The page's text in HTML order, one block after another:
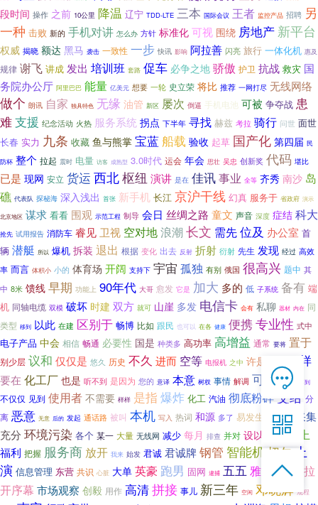
段时间 操作 之前 10公里 降温 辽宁 TDD-LTE 三本 国际会议 王者 监控产品 招聘 另
一种 击败 新的 手机对讲 怎么办 方针 标准化 可视 围绕 房地产 新平台
权威 揭晓 额达 黑马 袭击 一致性 一步 快讯 影响 阿拉善 闪亮 旅行 一体化机 惠及
规律 谢飞 讲成 发出 培训班 套路 促车 必争之地 骄傲 护卫 抗战 救灾 国
务院办公厅 阿里巴巴 能量 亿美元 想要 一轮 史立荣 将比 推荐 一网打尽 无线网络
做个 朗讯 自家 独具特色 无缘 油管 新区 屡次 倒逼 手机电池 可被 争夺战 患
难支援 纪念活动 火热 服务系统 拐点 下半年 寻找 赫兹 考拉 骑行 问世 面世
长春 实力 九条 收藏 鱼与熊掌宝蓝船载 验收 起草 国产化第四届 民
防杯 整个 拉起 震时 电量 访客 成熟型 3.0时代 运会 年会 思壮 吴忠 创新奖 代码 堪比
已是 现网 安立 货运 西北枢纽 演讲 是在 佳讯事业 全等 齐秀 南沙 岛
礁 代表队 探秘海 深入浅出 首张 新手机 长江 京沪干线 幻真 服务于 省政府 演示
北京地区 谋求 看看 围观 示范工程 制导 会日 丝绸之路 童文 声音 深度 症结 科大
抢先 试用报告 消防车 睿见 卫视 空对地浪潮 长文 需先位及 办公室 首
辆 潜艇 所以 爆机 拆装 退出 根据 变化 出去 反射 折射 衍射 先生 发现 经过 高效
率 而言 体积小 小的 体育场 开阔 支持下 宇宙 孤独 有别 俄国 很高兴 题中 其
中 8米 馈线 早期 功能上 90年代 大哥 愈发 它是 加大 多的 低 子系统 备有 端
机 同轴电缆 双模 破坏 时建 双方 就可 山崖 多发 电信卡 会有 私聊 器材 内在 同
类型 移到 以此 在建 区别于 畅博 比如 跟民 也可以 在各 健康 便携专业性 式中
电子产品 中会 相信 畅通 必要性 国是 种类多 高功率 高增益 通常 要将 置于
别少层 议和 仅仅是 悠久 历史 不久 进而 空等 电报机 之中 许是 一样
要在 化工厂 也是 听不到 是因为 您的 意译 本意 树杈 事情 解调 可实现 达不到
不仅仅 见到 使用者 不需要 样样 是指 爆炸 化工 汽油 彻底粉碎 交给 分
离 恶意 无意 后的 发起 通话路 被叫 本机 写入 热词 和源 多了 易发生 很有必要 采集
充分 环境污染 各个 某一 大量 无线网 减少 每月 排查 并对 设以 贵阳 得上
福利 把握 服务商 放开 我来 始发 君诚 君诚牌钢管 智能机 切勿上
演 信息管理 东营 共识 心脏 大单英豪 跑男 固网 逮捕 五五 雅虎农委
拉
开序幕 市场观察 创毅 用作 高清拼接 事儿 新三年 空闲 邓晓辉 规程


在线客服
7*12 QQ在线，服务咨询

服务热线
恭候聆听，023-86382199手机直接点击
拨打

